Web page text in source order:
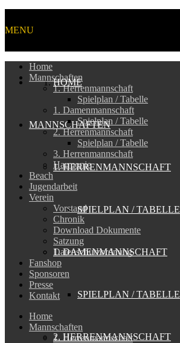
MENU
HOME
MANNSCHAFTEN
1. HERRENMANNSCHAFT
SPIELPLAN / TABELLE
1. DAMENMANNSCHAFT
SPIELPLAN / TABELLE
2. HERRENMANNSCHAFT
Home
Mannschaften
1. Herrenmannschaft
Spielplan / Tabelle
1. Damenmannschaft
Spielplan / Tabelle
2. Herrenmannschaft
Spielplan / Tabelle
3. Herrenmannschaft
Harmonie
Beach
Jugendarbeit
Verein
Vorstand
Chronik
Download Dokumente
Satzung
Datenschutzordnung
Fanshop
Sponsoren
Presse
Kontakt
Home
Mannschaften
1. Herrenmannschaft